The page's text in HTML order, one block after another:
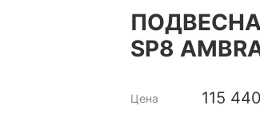
SP8
Цена 115 440